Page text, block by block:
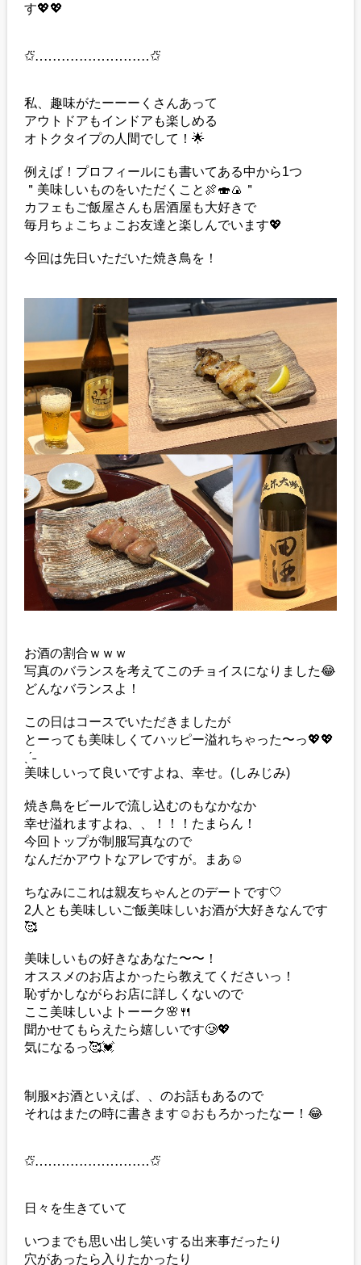
す💖💖
✩⃛‥‥‥‥‥‥‥‥‥‥‥‥‥✩⃛
私、趣味がたーーーくさんあって
アウトドアもインドアも楽しめる
オトクタイプの人間でして！🌟
例えば！プロフィールにも書いてある中から1つ
＂美味しいものをいただくこと🍖🍣🍙＂
カフェもご飯屋さんも居酒屋も大好きで
毎月ちょこちょこお友達と楽しんでいます💖
今回は先日いただいた焼き鳥を！
お酒の割合ｗｗｗ
写真のバランスを考えてこのチョイスになりました😂
どんなバランスよ！
この日はコースでいただきましたが
とーっても美味しくてハッピー溢れちゃった〜っ💖💖
ˎˊ˗
美味しいって良いですよね、幸せ。(しみじみ)
焼き鳥をビールで流し込むのもなかなか
幸せ溢れますよね、、！！！たまらん！
今回トップが制服写真なので
なんだかアウトなアレですが。まあ☺️
ちなみにこれは親友ちゃんとのデートです🤍
2人とも美味しいご飯美味しいお酒が大好きなんです
🥰
美味しいもの好きなあなた〜〜！
オススメのお店よかったら教えてくださいっ！
恥ずかしながらお店に詳しくないので
ここ美味しいよトーーク🌸🍴
聞かせてもらえたら嬉しいです🥲💖
気になるっ🥰💓
制服×お酒といえば、、のお話もあるので
それはまたの時に書きます☺️おもろかったなー！😂
✩⃛‥‥‥‥‥‥‥‥‥‥‥‥‥✩⃛
日々を生きていて
いつまでも思い出し笑いする出来事だったり
穴があったら入りたかったり